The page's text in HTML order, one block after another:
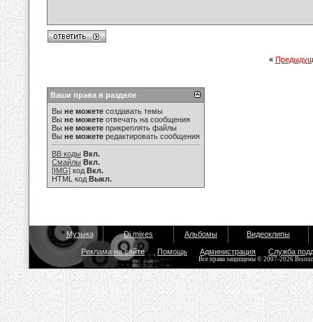
«
Ваши права в разделе
Вы не можете создавать темы
Вы не можете отвечать на сообщения
Вы не можете прикреплять файлы
Вы не можете редактировать сообщения
BB коды Вкл.
Смайлы Вкл.
[IMG] код Вкл.
HTML код Выкл.
Музыка Dj mixes Альбомы Видеоклипы
Реклама на сайте Помощь Администрация Служба
Все права защищены © 2007-2026